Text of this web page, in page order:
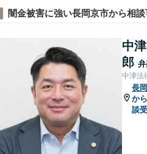
闇金被害に強い長岡京市から相
中
郎
中津法
長
か
談